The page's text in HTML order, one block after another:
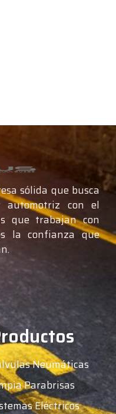
sólida que busca
automotriz con el
que trabajan con
la confianza que
Neumáticas
Parabrisas
Eléctricos